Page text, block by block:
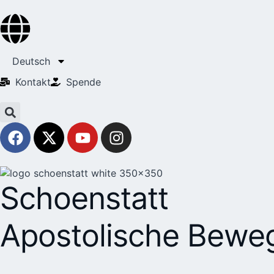
Deutsch
Kontakt
Spende
Schoenstatt
Apostolische